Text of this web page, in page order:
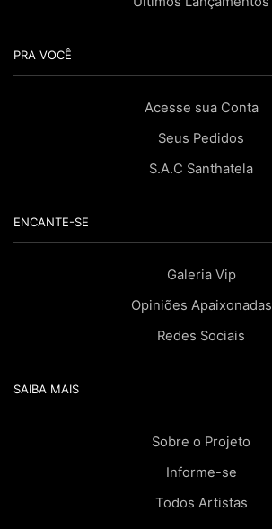
PRA VOCÊ
Acesse sua Conta
Seus Pedidos
S.A.C Santhatela
ENCANTE-SE
Galeria Vip
Opiniões Apaixonadas
Redes Sociais
SAIBA MAIS
Sobre o Projeto
Informe-se
Todos Artistas